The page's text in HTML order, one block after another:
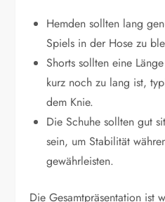
Hemden sollten lang
Spiels in der Hose zu
Shorts sollten eine
kurz noch zu lang ist,
dem Knie.
Die Schuhe sollten gut
sein, um Stabilität
gewährleisten.
Die Gesamtpräsentation ist